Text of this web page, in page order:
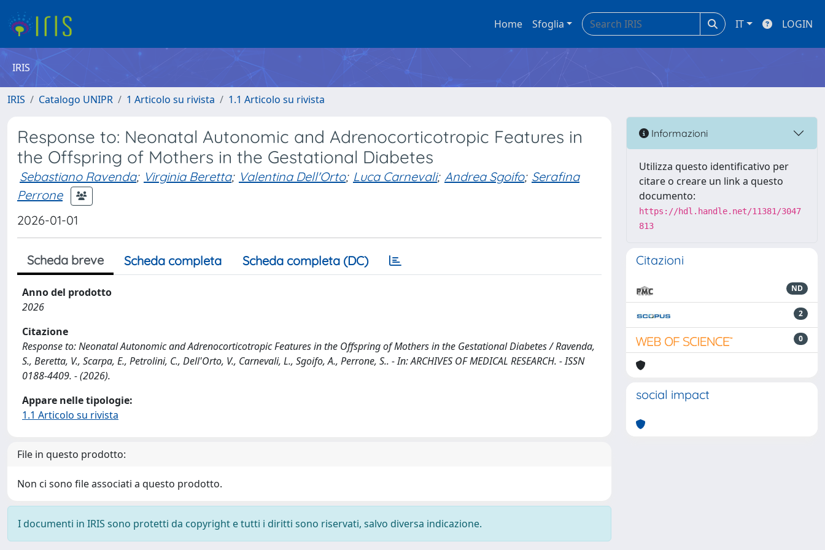
Home Sfoglia IT LOGIN
IRIS
IRIS Catalogo UNIPR 1 Articolo su rivista 1.1 Articolo su rivista
Response to: Neonatal Autonomic and Adrenocorticotropic Features in
the Offspring of Mothers in the Gestational Diabetes
Sebastiano Ravenda; Virginia Beretta; Valentina Dell'Orto; Luca Carnevali; Andrea Sgoifo; Serafina
Perrone
2026-01-01
Scheda breve Scheda completa Scheda completa (DC)
Anno del prodotto
2026
Citazione
Response to: Neonatal Autonomic and Adrenocorticotropic Features in the Offspring of Mothers in the Gestational Diabetes / Ravenda,
S., Beretta, V., Scarpa, E., Petrolini, C., Dell'Orto, V., Carnevali, L., Sgoifo, A., Perrone, S.. - In: ARCHIVES OF MEDICAL RESEARCH. - ISSN
0188-4409. - (2026).
Appare nelle tipologie:
1.1 Articolo su rivista
File in questo prodotto:
Non ci sono file associati a questo prodotto.
I documenti in IRIS sono protetti da copyright e tutti i diritti sono riservati, salvo diversa indicazione.
Informazioni
Utilizza questo identificativo per
citare o creare un link a questo
documento:
https://hdl.handle.net/11381/3047
813
Citazioni
ND
2
0
social impact